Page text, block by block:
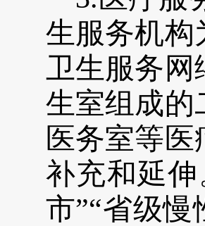
生服务机构
卫生服务
生室组成的
医务室等
补充和延伸
市”“省级